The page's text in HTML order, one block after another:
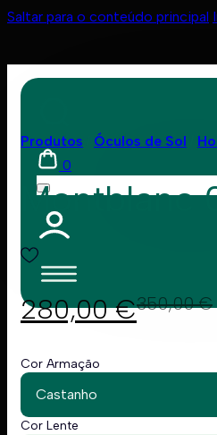
Saltar para o conteúdo principal
0
Produtos Óculos de Sol
Montblanc
350,00€
280,00€
Cor Armação
Castanho
Cor Lente